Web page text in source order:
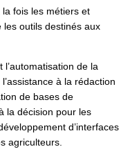
fois les métiers et
outils destinés aux
de la
à la rédaction
de bases de
la décision pour les
d’interfaces
agriculteurs.